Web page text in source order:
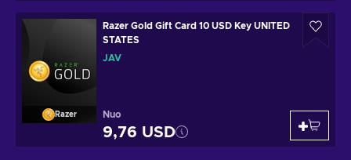
Razer
Razer Gold Gift Card 10 USD Key UNITED
STATES
JAV
Nuo
9,76 USD